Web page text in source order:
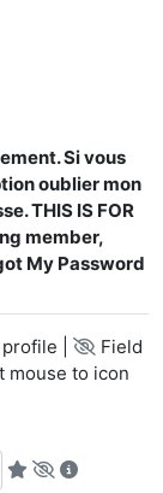
Si vous
oublier mon
THIS IS FOR
member,
My Password
|
Field
mouse to icon